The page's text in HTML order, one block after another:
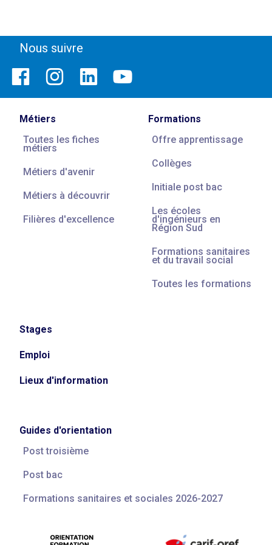
Nous suivre
Métiers
Toutes les fiches
métiers
Métiers d'avenir
Métiers à découvrir
Filières d'excellence
Formations
Offre apprentissage
Collèges
Initiale post bac
Les écoles
d'ingénieurs en
Région Sud
Formations sanitaires
et du travail social
Toutes les formations
Stages
Emploi
Lieux d'information
Guides d'orientation
Post troisième
Post bac
Formations sanitaires et sociales 2026-2027